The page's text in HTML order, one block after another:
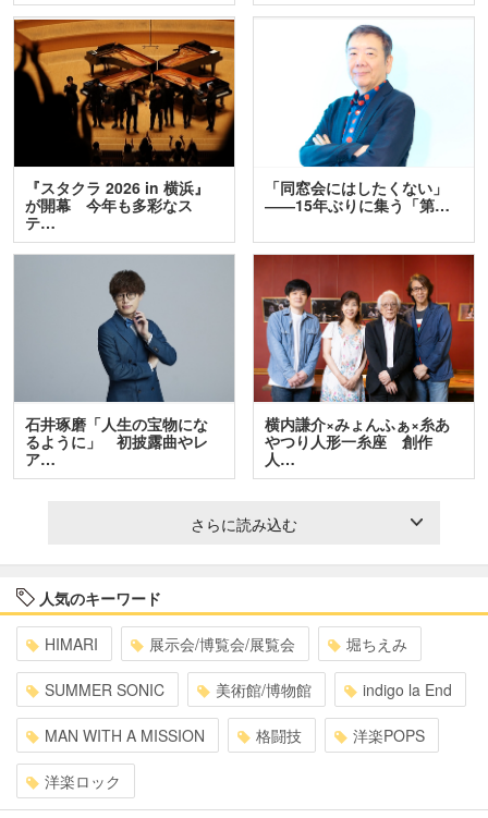
『スタクラ 2026 in 横浜』
が開幕 今年も多彩なス
テ…
「同窓会にはしたくない」
――15年ぶりに集う「第…
石井琢磨「人生の宝物にな
るように」 初披露曲やレ
ア…
横内謙介×みょんふぁ×糸あ
やつり人形一糸座 創作
人…
さらに読み込む
人気のキーワード
HIMARI 展示会/博覧会/展覧会 堀ちえみ
SUMMER SONIC 美術館/博物館 indigo la End
MAN WITH A MISSION 格闘技 洋楽POPS
洋楽ロック